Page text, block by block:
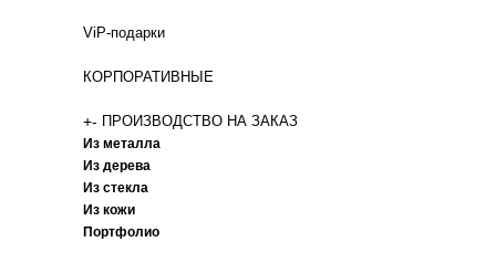
ViP-подарки
КОРПОРАТИВНЫЕ
+- ПРОИЗВОДСТВО НА ЗАКАЗ
Из металла
Из дерева
Из стекла
Из кожи
Портфолио